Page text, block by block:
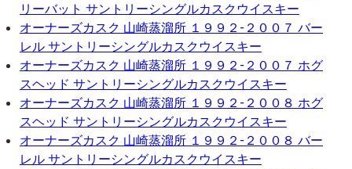
リーバット サントリーシングルカスクウイスキー
オーナーズカスク 山崎蒸溜所 １９９２-２００７ バー
レル サントリーシングルカスクウイスキー
オーナーズカスク 山崎蒸溜所 １９９２-２００７ ホグ
スヘッド サントリーシングルカスクウイスキー
オーナーズカスク 山崎蒸溜所 １９９２-２００８ ホグ
スヘッド サントリーシングルカスクウイスキー
オーナーズカスク 山崎蒸溜所 １９９２-２００８ バー
レル サントリーシングルカスクウイスキー